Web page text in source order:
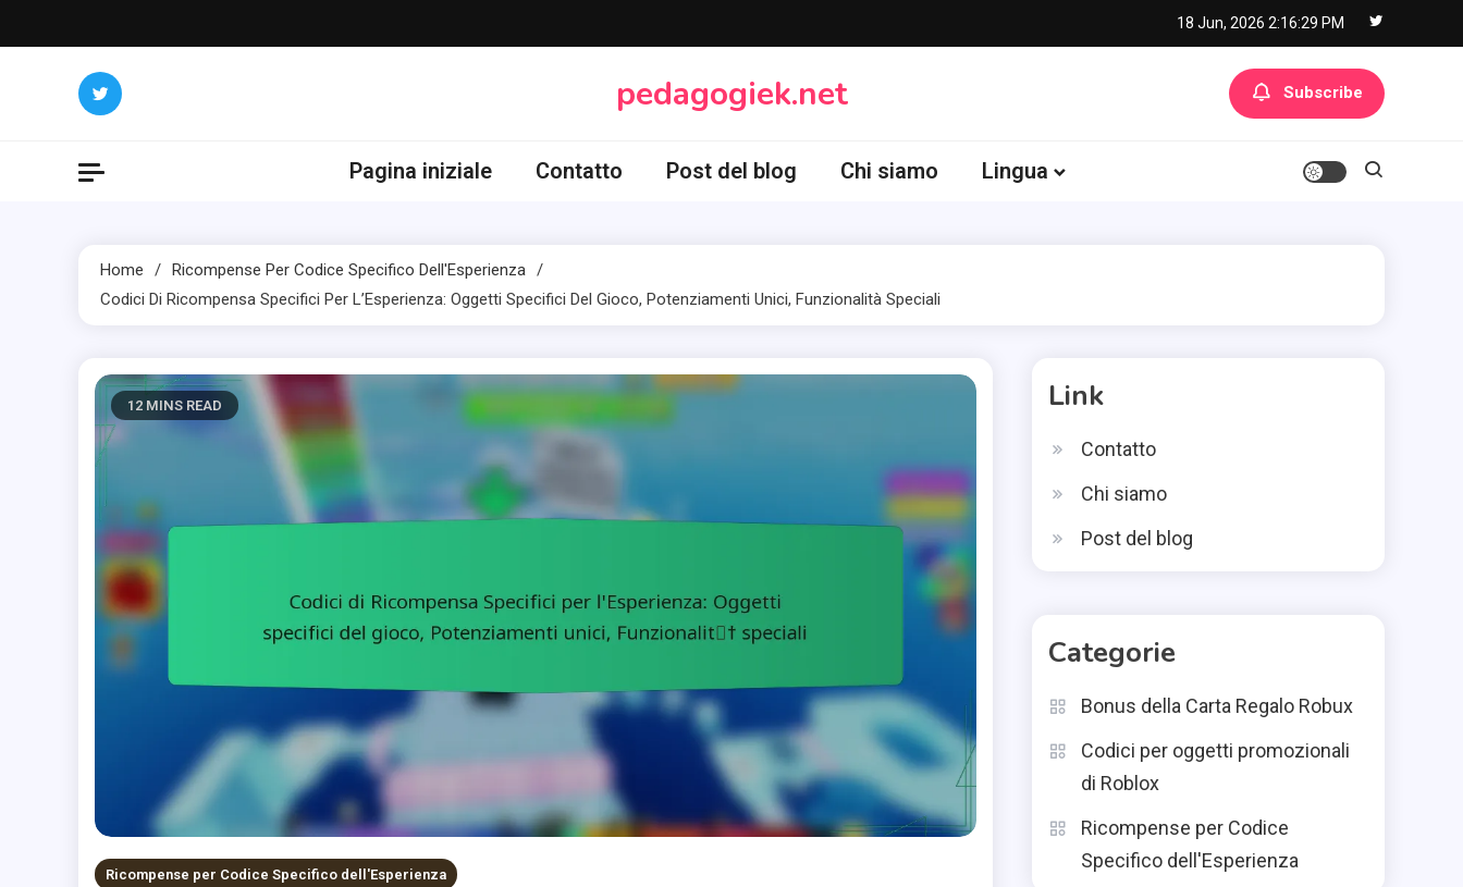
to
18 Jun, 2026 2:16:30 PM
pedagogiek.net Subscribe
Pagina iniziale Contatto Post del blog Chi siamo Lingua
Home
Ricompense Per Codice Specifico Dell'Esperienza
Codici Di Ricompensa Specifici Per L’Esperienza: Oggetti Specifici Del Gioco, Potenziamenti Unici, Funzionalità Speciali
12 MINS READ
Ricompense per Codice Specifico dell'Esperienza
Link
Contatto
Chi siamo
Post del blog
Categorie
Bonus della Carta Regalo Robux
Codici per oggetti promozionali
di Roblox
Ricompense per Codice
Specifico dell'Esperienza